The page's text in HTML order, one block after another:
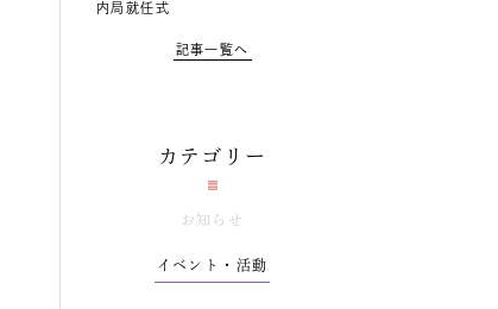
内局就任式
記事一覧へ
カテゴリー
お知らせ
イベント・活動